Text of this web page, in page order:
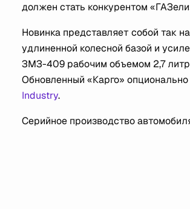
должен стать конкурентом
Новинка представляет собой так
удлиненной колесной базой и
ЗМЗ-409 рабочим объемом 2,7
Обновленный «Карго»
Industry.
Серийное производство